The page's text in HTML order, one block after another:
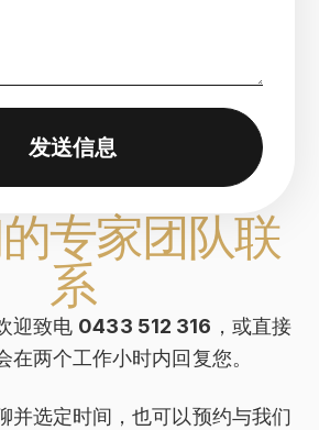
专家团队联
系
迎致电 0433 512 316 ，或直接
在两个工作小时内回复您。
并选定时间，也可以预约与我们
发送信息